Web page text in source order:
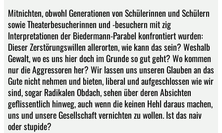
Mitnichten, obwohl Generationen von Schülerinnen und Schülern
sowie Theaterbesucherinnen und -besuchern mit zig
Interpretationen der Biedermann-Parabel konfrontiert wurden:
Dieser Zerstörungswillen allerorten, wie kann das sein? Weshalb
Gewalt, wo es uns hier doch im Grunde so gut geht? Wo kommen
nur die Aggressoren her? Wir lassen uns unseren Glauben an das
Gute nicht nehmen und bieten, liberal und aufgeschlossen wie wir
sind, sogar Radikalen Obdach, sehen über deren Absichten
geflissentlich hinweg, auch wenn die keinen Hehl daraus machen,
uns und unsere Gesellschaft vernichten zu wollen. Ist das naiv
oder stupide?